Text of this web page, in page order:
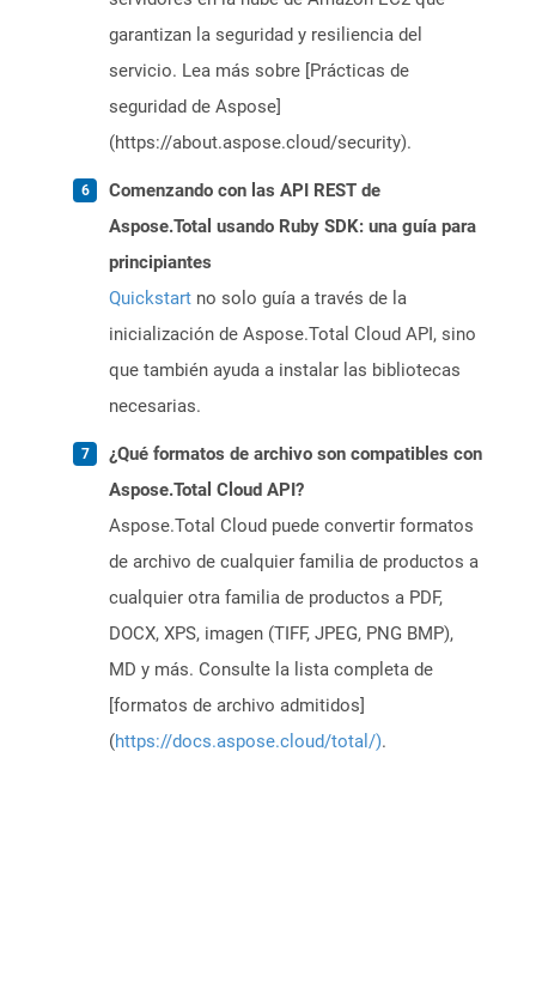
garantizan la seguridad y resiliencia del
servicio. Lea más sobre [Prácticas de
seguridad de Aspose]
(https://about.aspose.cloud/security).
Comenzando con las API REST de
Aspose.Total usando Ruby SDK: una guía para
principiantes
Quickstart no solo guía a través de la
inicialización de Aspose.Total Cloud API, sino
que también ayuda a instalar las bibliotecas
necesarias.
¿Qué formatos de archivo son compatibles con
Aspose.Total Cloud API?
Aspose.Total Cloud puede convertir formatos
de archivo de cualquier familia de productos a
cualquier otra familia de productos a PDF,
DOCX, XPS, imagen (TIFF, JPEG, PNG BMP),
MD y más. Consulte la lista completa de
[formatos de archivo admitidos]
(https://docs.aspose.cloud/total/).